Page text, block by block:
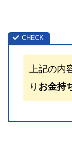
上記の
り お金持